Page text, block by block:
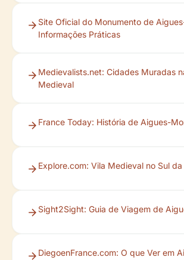
Site Oficial do Monumento de
Informações Práticas
Medievalists.net: Cidades Muradas
Medieval
France Today: História de Aigues-
Explore.com: Vila Medieval no Sul da
Sight2Sight: Guia de Viagem de
DiegoenFrance.com: O que Ver em